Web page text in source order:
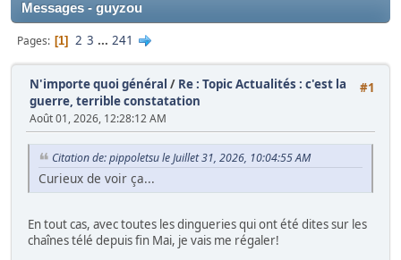
Messages - guyzou
Pages 1 2 3 ... 241
#1
N'importe quoi général / Re : Topic Actualités : c'est la
guerre, terrible constatation
Août 01, 2026, 12:28:12 AM
Citation de: pippoletsu le Juillet 31, 2026, 10:04:55 AM
Curieux de voir ça...
En tout cas, avec toutes les dingueries qui ont été dites sur les
chaînes télé depuis fin Mai, je vais me régaler!